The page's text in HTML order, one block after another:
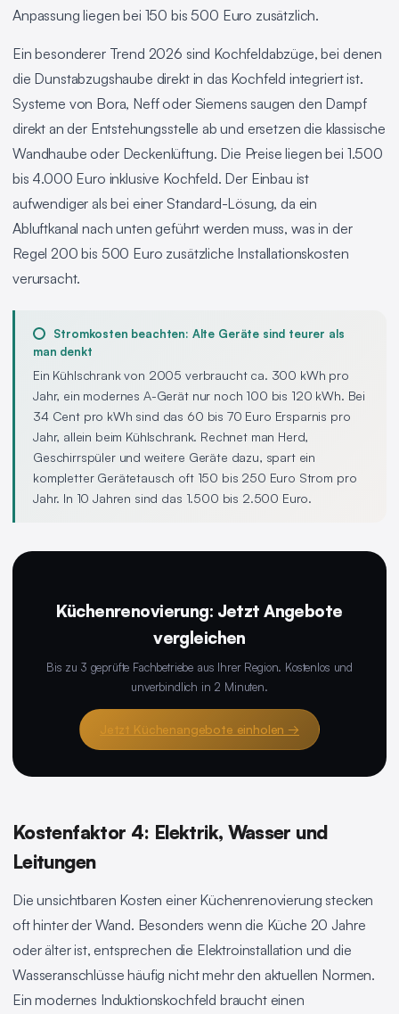
Anpassung liegen bei 150 bis 500 Euro zusätzlich.
Ein besonderer Trend 2026 sind Kochfeldabzüge, bei denen
die Dunstabzugshaube direkt in das Kochfeld integriert ist.
Systeme von Bora, Neff oder Siemens saugen den Dampf
direkt an der Entstehungsstelle ab und ersetzen die klassische
Wandhaube oder Deckenlüftung. Die Preise liegen bei 1.500
bis 4.000 Euro inklusive Kochfeld. Der Einbau ist
aufwendiger als bei einer Standard-Lösung, da ein
Abluftkanal nach unten geführt werden muss, was in der
Regel 200 bis 500 Euro zusätzliche Installationskosten
verursacht.
Stromkosten beachten: Alte Geräte sind teurer als
man denkt
Ein Kühlschrank von 2005 verbraucht ca. 300 kWh pro
Jahr, ein modernes A-Gerät nur noch 100 bis 120 kWh. Bei
34 Cent pro kWh sind das 60 bis 70 Euro Ersparnis pro
Jahr, allein beim Kühlschrank. Rechnet man Herd,
Geschirrspüler und weitere Geräte dazu, spart ein
kompletter Gerätetausch oft 150 bis 250 Euro Strom pro
Jahr. In 10 Jahren sind das 1.500 bis 2.500 Euro.
Küchenrenovierung: Jetzt Angebote
vergleichen
Bis zu 3 geprüfte Fachbetriebe aus Ihrer Region. Kostenlos und
unverbindlich in 2 Minuten.
Jetzt Küchenangebote einholen →
Kostenfaktor 4: Elektrik, Wasser und
Leitungen
Die unsichtbaren Kosten einer Küchenrenovierung stecken
oft hinter der Wand. Besonders wenn die Küche 20 Jahre
oder älter ist, entsprechen die Elektroinstallation und die
Wasseranschlüsse häufig nicht mehr den aktuellen Normen.
Ein modernes Induktionskochfeld braucht einen